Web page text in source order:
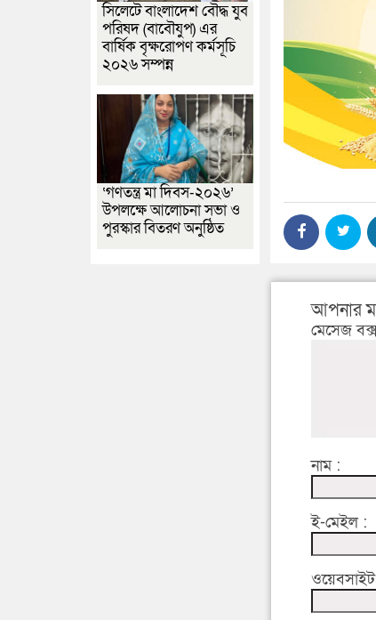
আপনার
মেসেজ
নাম :
ই-মেইল :
সিলেটে বাংলাদেশ বৌদ্ধ যুব
পরিষদ (বাবৌযুপ) এর
বার্ষিক বৃক্ষরোপণ কর্মসূচি
২০২৬ সম্পন্ন
‘গণতন্ত্র মা দিবস-২০২৬’
উপলক্ষে আলোচনা সভা ও
পুরস্কার বিতরণ অনুষ্ঠিত